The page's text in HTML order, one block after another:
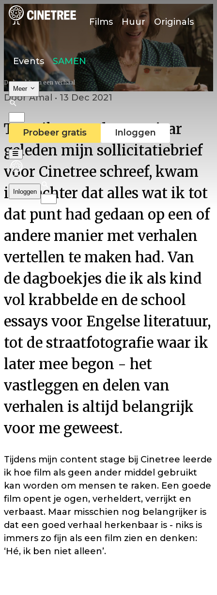
Films Huur Originals
Events SAMEN
Meer
Probeer gratis Inloggen
Inloggen
De kracht van een verhaal
Door Amal • 13 Dec 2021
Toen ik meer dan een jaar
geleden mijn sollicitatiebrief
voor Cinetree schreef, kwam
ik erachter dat alles wat ik tot
dat punt had gedaan op een of
andere manier met verhalen
vertellen te maken had. Van
de dagboekjes die ik als kind
vol krabbelde en de school
essays voor Engelse literatuur,
tot de straatfotografie waar ik
later mee begon - het
vastleggen en delen van
verhalen is altijd belangrijk
voor me geweest.
Tijdens mijn content stage bij Cinetree leerde
ik hoe film als geen ander middel gebruikt
kan worden om mensen te raken. Een goede
film opent je ogen, verheldert, verrijkt en
verbaast. Maar misschien nog belangrijker is
dat een goed verhaal herkenbaar is - niks is
immers zo fijn als een film zien en denken:
‘Hé, ik ben niet alleen’.